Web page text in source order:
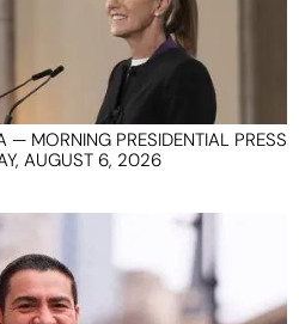
— MORNING PRESIDENTIAL PRESS
AUGUST 6, 2026